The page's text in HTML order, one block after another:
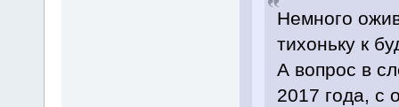
Немного
тихоньку к
А вопрос в
2017 года, с